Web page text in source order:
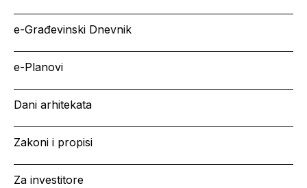
e-Građevinski Dnevnik
e-Planovi
Dani arhitekata
Zakoni i propisi
Za investitore